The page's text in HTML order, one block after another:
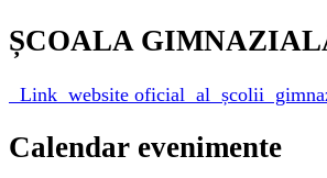
ȘCOALA
Link website oficial al școlii
Calendar evenimente